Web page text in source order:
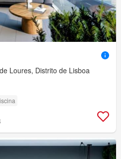
Loures, Distrito de Lisboa